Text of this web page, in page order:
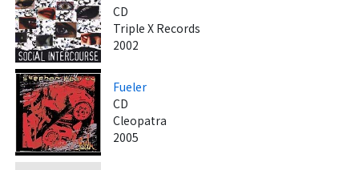
CD
Triple X Records
2002
Fueler
CD
Cleopatra
2005